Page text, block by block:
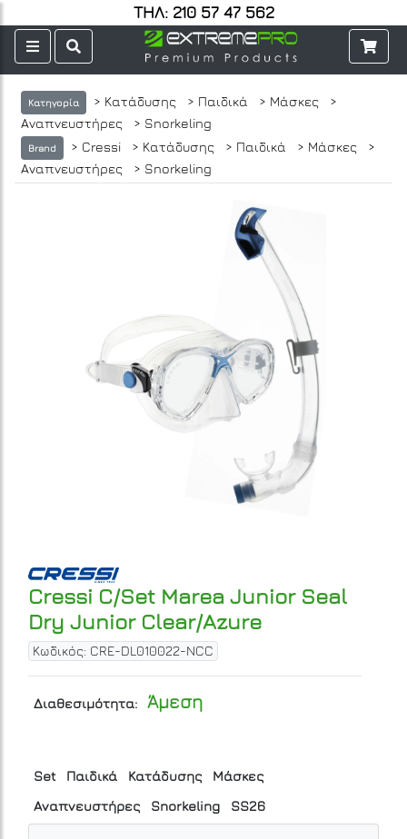
ΤΗΛ: 210 57 47 562
Κατηγορία > Κατάδυσης > Παιδικά > Μάσκες
>
Αναπνευστήρες
> Snorkeling
Brand > Cressi > Κατάδυσης > Παιδικά > Μάσκες
>
Αναπνευστήρες
> Snorkeling
Cressi C/Set Marea Junior Seal
Dry Junior Clear/Azure
Κωδικός: CRE-DL010022-NCC
Διαθεσιμότητα: Άμεση
Set Παιδικά Κατάδυσης
Μάσκες
Αναπνευστήρες
Snorkeling SS26